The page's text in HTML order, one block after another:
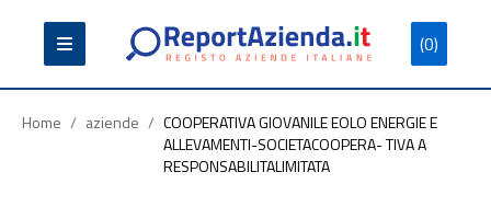
(0)
Partita
Iva
Codice
Fiscale
Ragione
Sociale
Home / aziende / COOPERATIVA GIOVANILE EOLO ENERGIE E
ALLEVAMENTI-SOCIETACOOPERA- TIVA A
RESPONSABILITALIMITATA